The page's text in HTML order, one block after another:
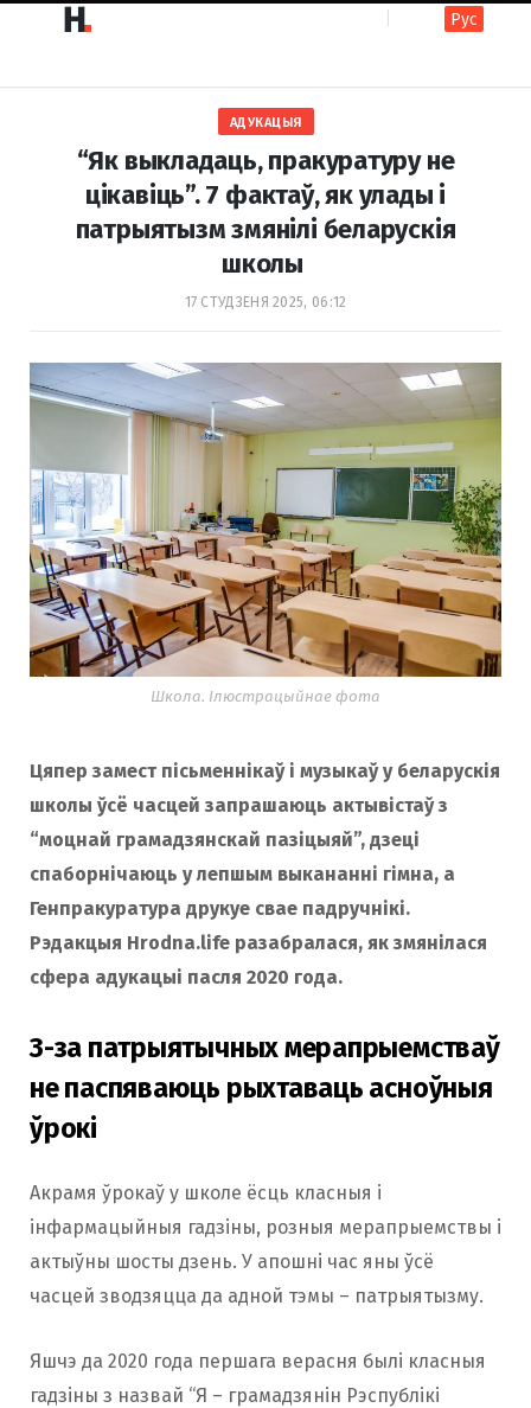
c
e
o
o
k
s
a
g
a
Рус
АДУКАЦЫЯ
“Як выкладаць, пракуратуру не
цікавіць”. 7 фактаў, як улады і
патрыятызм змянілі беларускія
школы
17 СТУДЗЕНЯ 2025, 06:12
Школа. Ілюстрацыйнае фота
Цяпер замест пісьменнікаў і музыкаў у беларускія
школы ўсё часцей запрашаюць актывістаў з
“моцнай грамадзянскай пазіцыяй”, дзеці
спаборнічаюць у лепшым выкананні гімна, а
Генпракуратура друкуе свае падручнікі.
Рэдакцыя Hrodna.life разабралася, як змянілася
сфера адукацыі пасля 2020 года.
З-за патрыятычных мерапрыемстваў
не паспяваюць рыхтаваць асноўныя
ўрокі
Акрамя ўрокаў у школе ёсць класныя і
інфармацыйныя гадзіны, розныя мерапрыемствы і
актыўны шосты дзень. У апошні час яны ўсё
часцей зводзяцца да адной тэмы – патрыятызму.
Яшчэ да 2020 года першага верасня былі класныя
гадзіны з назвай “Я – грамадзянін Рэспублікі